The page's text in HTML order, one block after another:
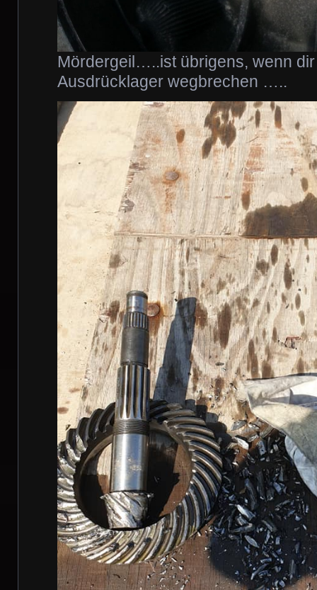
Mördergeil…..ist übrigens, wenn
Ausdrücklager wegbrechen …..